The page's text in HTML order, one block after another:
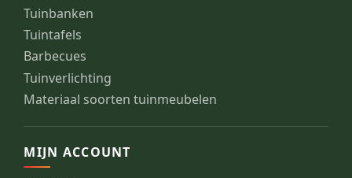
Tuinbanken
Tuintafels
Barbecues
Tuinverlichting
Materiaal soorten tuinmeubelen
MIJN ACCOUNT